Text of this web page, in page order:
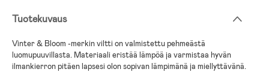
Tuotekuvaus
Vinter & Bloom -merkin viltti on valmistettu pehmeästä
luomupuuvillasta. Materiaali eristää lämpöä ja varmistaa hyvän
ilmankierron pitäen lapsesi olon sopivan lämpimänä ja miellyttävänä.